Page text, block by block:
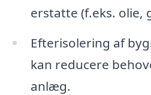
erstatte (f.eks. olie,
Efterisolering af
kan reducere
anlæg.